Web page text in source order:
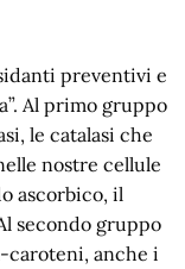
preventivi e
Al primo gruppo
le catalasi che
nostre cellule
ascorbico, il
secondo gruppo
caroteni, anche i